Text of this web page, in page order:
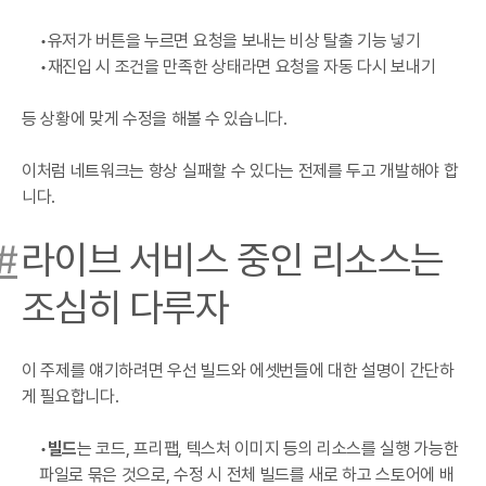
유저가 버튼을 누르면 요청을 보내는 비상 탈출 기능 넣기
재진입 시 조건을 만족한 상태라면 요청을 자동 다시 보내기
등 상황에 맞게 수정을 해볼 수 있습니다.
이처럼 네트워크는 항상 실패할 수 있다는 전제를 두고 개발해야 합
니다.
라이브 서비스 중인 리소스는
조심히 다루자
이 주제를 얘기하려면 우선 빌드와 에셋번들에 대한 설명이 간단하
게 필요합니다.
빌드는 코드, 프리팹, 텍스처 이미지 등의 리소스를 실행 가능한
파일로 묶은 것으로, 수정 시 전체 빌드를 새로 하고 스토어에 배